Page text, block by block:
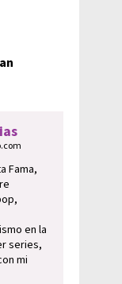
Fama,
en la
series,
mi